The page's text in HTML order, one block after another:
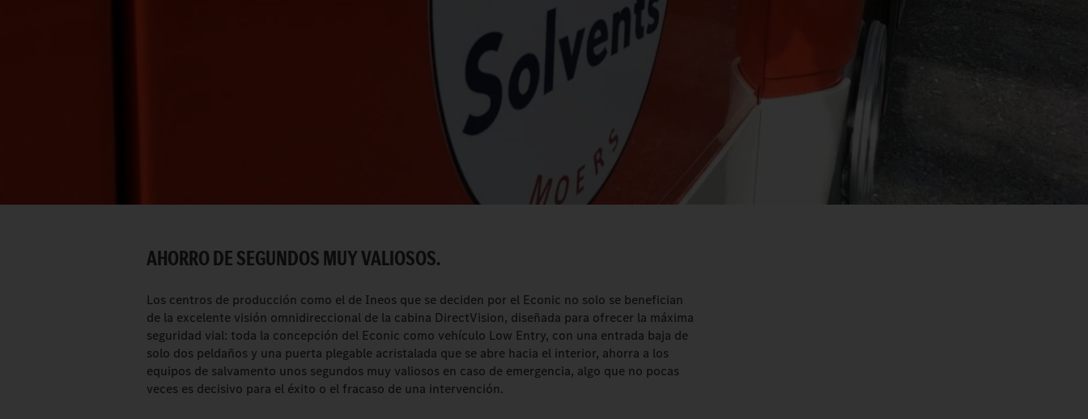
AHORRO DE SEGUNDOS MUY VALIOSOS.
Los centros de producción como el de Ineos que se deciden por el Econic no solo se benefician
de la excelente visión omnidireccional de la cabina DirectVision, diseñada para ofrecer la máxima
seguridad vial: toda la concepción del Econic como vehículo Low Entry, con una entrada baja de
solo dos peldaños y una puerta plegable acristalada que se abre hacia el interior, ahorra a los
equipos de salvamento unos segundos muy valiosos en caso de emergencia, algo que no pocas
veces es decisivo para el éxito o el fracaso de una intervención.